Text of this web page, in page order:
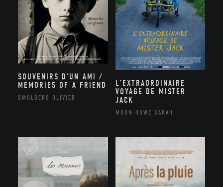
SOUVENIRS D’UN AMI /
MEMORIES OF A FRIEND
SMOLDERS OLIVIER
L’EXTRAORDINAIRE
VOYAGE DE MISTER
JACK
MOON-HOWE SARAH